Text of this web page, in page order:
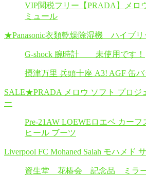
VIP関税フリー【PRADA】メロ
ミュール
★Panasonic衣類乾燥除湿機 ハイブ
G-shock 腕時計 未使用です！
摂津万里 兵頭十座 A3! AGF 缶バ
SALE★PRADA メロウ ソフト プロジ
ー
Pre-21AW LOEWEロエベ カーフ
ヒール ブーツ
Liverpool FC Mohaned Salah モハメド
資生堂 花椿会 記念品 ミラ